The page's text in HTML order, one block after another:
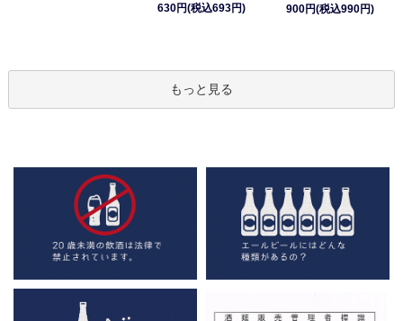
630円(税込693円)
900円(税込990円)
もっと見る